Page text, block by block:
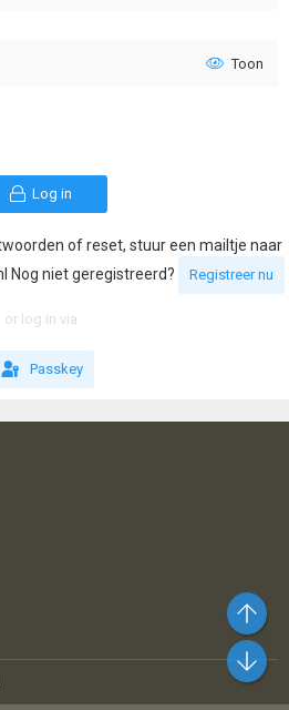
Toon
Log in
of reset, stuur een mailtje naar
Nog niet geregistreerd?
Registreer nu
or log in via
Passkey